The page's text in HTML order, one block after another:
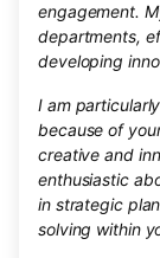
engagement.
departments,
developing
I am
because of
creative and
enthusiastic
in strategic
solving within